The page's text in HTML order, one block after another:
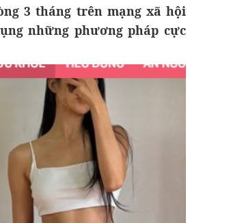
3 tháng trên mạng xã hội
những phương pháp cực